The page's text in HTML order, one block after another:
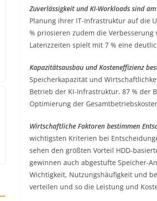
Zuverlässigkeit und KI-Workloads sind
Planung ihrer IT-Infrastruktur auf die
% priosieren zudem die
Latenzzeiten spielt mit 7 % eine
Kapazitätsausbau und Kosteneffizienz
Speicherkapazität und
Betrieb der KI-Infrastruktur. 87 % der
Optimierung der
Wirtschaftliche Faktoren bestimmen
wichtigsten Kriterien bei
sehen den größten Vorteil HDD-
gewinnen auch abgestufte Speicher-
Wichtigkeit, Nutzungshäufigkeit und
verteilen und so die Leistung und